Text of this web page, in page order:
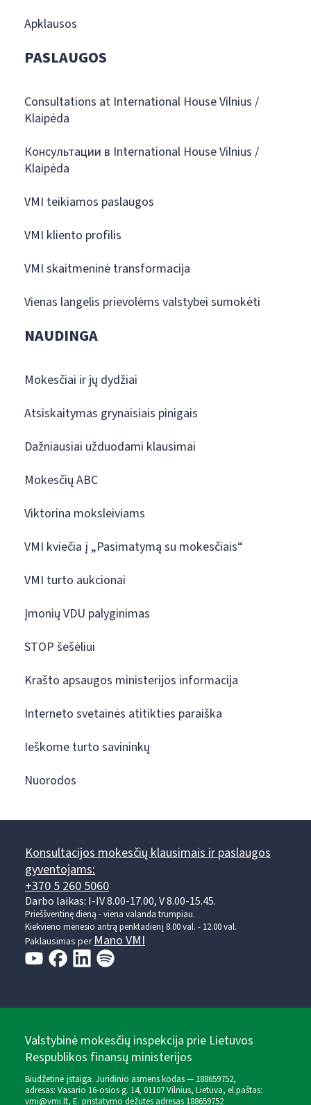
Apklausos
PASLAUGOS
Consultations at International House Vilnius /
Klaipėda
Консультации в International House Vilnius /
Klaipėda
VMI teikiamos paslaugos
VMI kliento profilis
VMI skaitmeninė transformacija
Vienas langelis prievolėms valstybei sumokėti
NAUDINGA
Mokesčiai ir jų dydžiai
Atsiskaitymas grynaisiais pinigais
Dažniausiai užduodami klausimai
Mokesčių ABC
Viktorina moksleiviams
VMI kviečia į „Pasimatymą su mokesčiais“
VMI turto aukcionai
Įmonių VDU palyginimas
STOP šešėliui
Krašto apsaugos ministerijos informacija
Interneto svetainės atitikties paraiška
Ieškome turto savininkų
Nuorodos
Konsultacijos mokesčių klausimais ir paslaugos
gyventojams:
+370 5 260 5060
Darbo laikas: I-IV 8.00-17.00, V 8.00-15.45.
Prieššventinę dieną - viena valanda trumpiau.
Kiekvieno mėnesio antrą penktadienį 8.00 val. - 12.00 val.
Paklausimas perMano VMI
Valstybinė mokesčių inspekcija prie Lietuvos
Respublikos finansų ministerijos
Biudžetinė įstaiga. Juridinio asmens kodas — 188659752,
adresas: Vasario 16-osios g. 14, 01107 Vilnius, Lietuva, el.paštas:
vmi@vmi.lt, E. pristatymo dėžutės adresas 188659752